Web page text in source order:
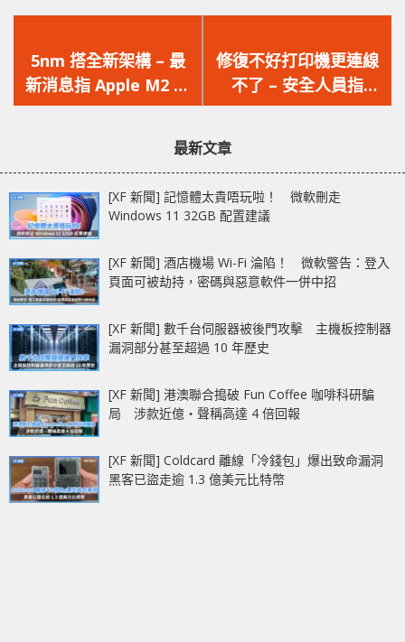
一
篇
文
5nm 搭全新架構 – 最
新消息指 Apple M2 晶
片將會延至 2022 年中
一
篇
文
修復不好打印機更連線
不了 – 安全人員指
Microsoft 針對
最新文章
[XF 新聞] 記憶體太貴唔玩啦！ 微軟刪走
Windows 11 32GB 配置建議
[XF 新聞] 酒店機場 Wi-Fi 淪陷！ 微軟警告：登入
頁面可被劫持，密碼與惡意軟件一併中招
[XF 新聞] 數千台伺服器被後門攻擊 主機板控制器
漏洞部分甚至超過 10 年歷史
[XF 新聞] 港澳聯合搗破 Fun Coffee 咖啡科研騙
局 涉款近億‧聲稱高達 4 倍回報
[XF 新聞] Coldcard 離線「冷錢包」爆出致命漏洞
黑客已盜走逾 1.3 億美元比特幣